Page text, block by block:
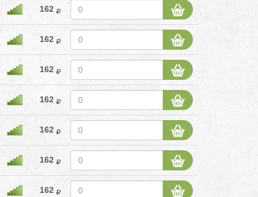
162
162
162
162
162
162
162